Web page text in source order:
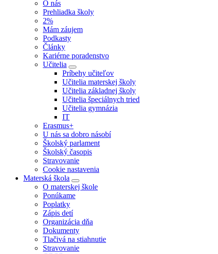
O nás
Prehliadka školy
2%
Mám záujem
Podkasty
Články
Kariérne poradenstvo
Učitelia
Príbehy učiteľov
Učitelia materskej školy
Učitelia základnej školy
Učitelia špeciálnych tried
Učitelia gymnázia
IT
Erasmus+
U nás sa dobro násobí
Školský parlament
Školský časopis
Stravovanie
Cookie nastavenia
Materská škola
O materskej škole
Ponúkame
Poplatky
Zápis detí
Organizácia dňa
Dokumenty
Tlačivá na stiahnutie
Stravovanie